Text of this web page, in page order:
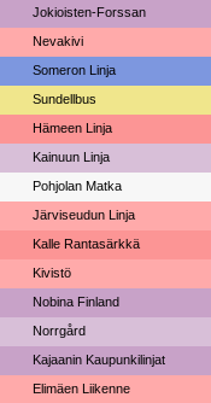
Jokioisten-Forssan
Nevakivi
Someron Linja
Sundellbus
Hämeen Linja
Kainuun Linja
Pohjolan Matka
Järviseudun Linja
Kalle Rantasärkkä
Kivistö
Nobina Finland
Norrgård
Kajaanin Kaupunkilinjat
Elimäen Liikenne